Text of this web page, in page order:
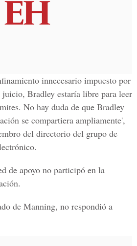
innecesario impuesto por
Bradley estaría libre para leer
No hay duda de que Bradley
se compartiera ampliamente',
del directorio del grupo de
de apoyo no participó en la
de Manning, no respondió a